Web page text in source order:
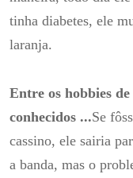
tinha diabetes, ele
laranja.
Entre os hobbies
conhecidos ...Se
cassino, ele sairia
a banda, mas o